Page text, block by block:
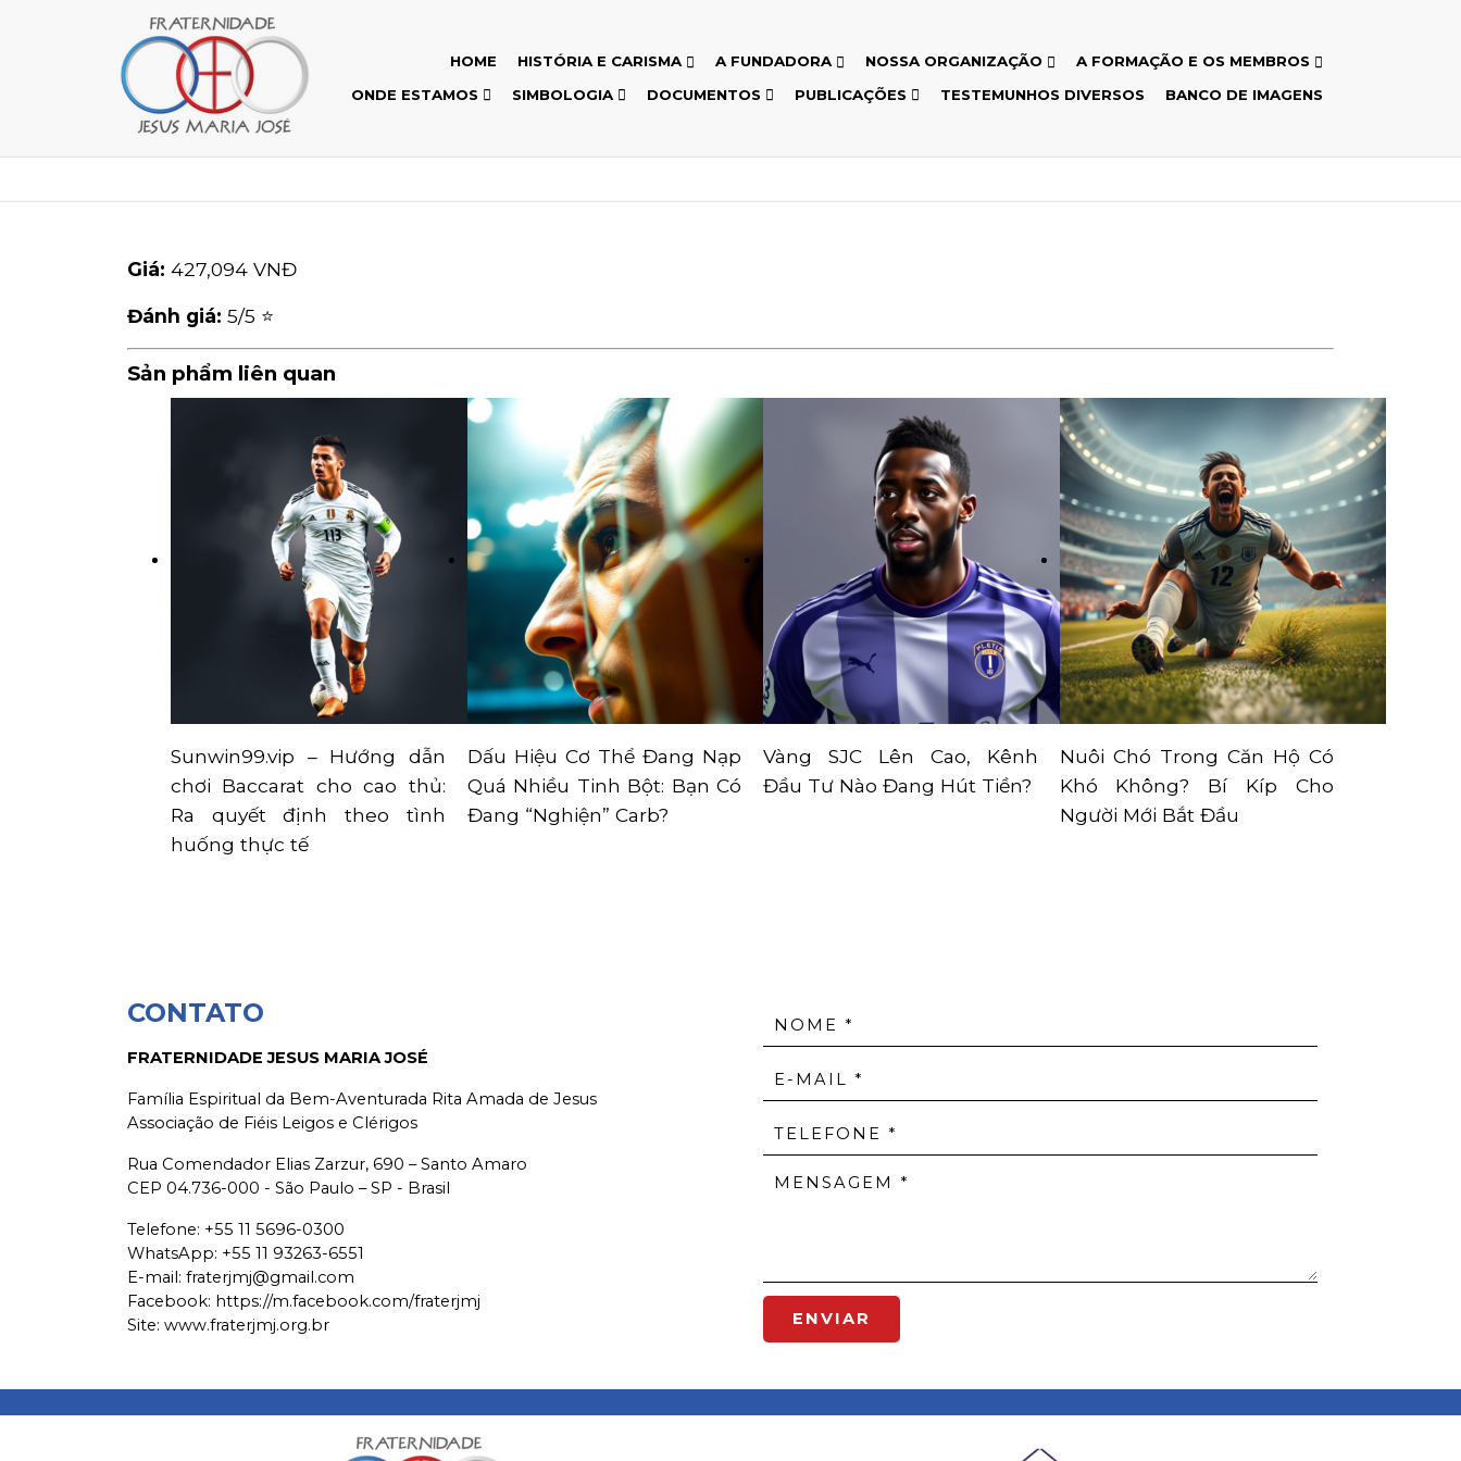
HOME HISTÓRIA E CARISMA A FUNDADORA NOSSA ORGANIZAÇÃO
A FORMAÇÃO E OS MEMBROS
ONDE ESTAMOS
SIMBOLOGIA DOCUMENTOS PUBLICAÇÕES TESTEMUNHOS DIVERSOS BANCO DE IMAGENS
Giá: 427,094 VNĐ
Đánh giá: 5/5 ⭐
Sản phẩm liên quan
Sunwin99.vip – Hướng dẫn
chơi Baccarat cho cao thủ:
Ra quyết định theo tình
huống thực tế
Dấu Hiệu Cơ Thể Đang Nạp
Quá Nhiều Tinh Bột: Bạn Có
Đang “Nghiện” Carb?
Vàng SJC Lên Cao, Kênh
Đầu Tư Nào Đang Hút Tiền?
Nuôi Chó Trong Căn Hộ Có
Khó Không? Bí Kíp Cho
Người Mới Bắt Đầu
CONTATO
FRATERNIDADE JESUS MARIA JOSÉ
Família Espiritual da Bem-Aventurada Rita Amada de Jesus
Associação de Fiéis Leigos e Clérigos
Rua Comendador Elias Zarzur, 690 – Santo Amaro
CEP 04.736-000 - São Paulo – SP - Brasil
Telefone: +55 11 5696-0300
WhatsApp: +55 11 93263-6551
E-mail: fraterjmj@gmail.com
Facebook: https://m.facebook.com/fraterjmj
Site: www.fraterjmj.org.br
ENVIAR